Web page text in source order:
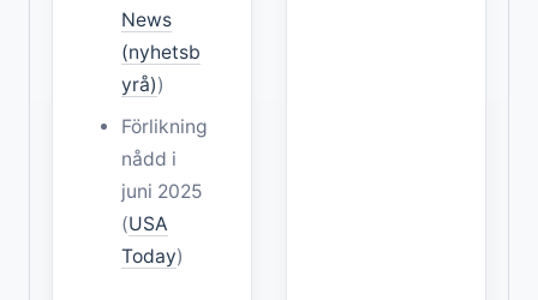
News
(nyhetsb
yrå))
Förlikning
nådd i
juni 2025
(USA
Today)